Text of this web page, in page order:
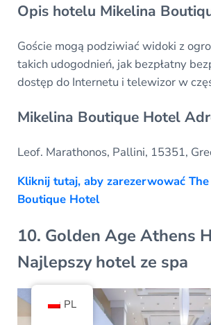
Opis hotelu Mikelina
Goście mogą podziwiać widoki z
takich udogodnień, jak bezpłatny
dostęp do Internetu i telewizor w
Mikelina Boutique Hotel
Leof. Marathonos, Pallini, 15351,
Kliknij tutaj, aby zarezerwować
Boutique Hotel
10. Golden Age Athens
Najlepszy hotel ze spa
PL